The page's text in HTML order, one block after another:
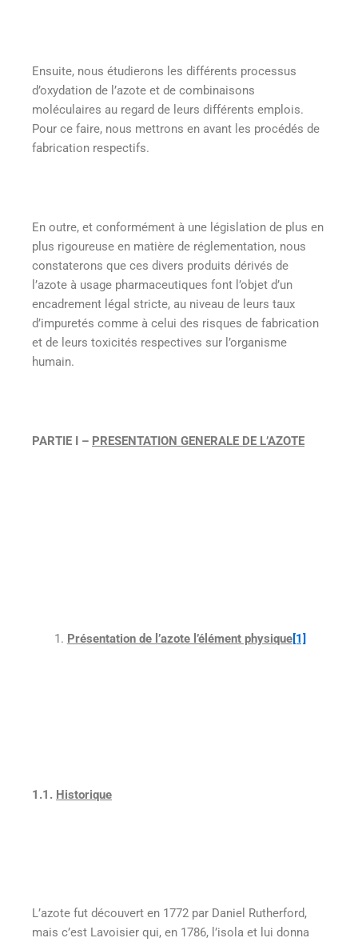
Ensuite, nous étudierons les différents processus
d’oxydation de l’azote et de combinaisons
moléculaires au regard de leurs différents emplois.
Pour ce faire, nous mettrons en avant les procédés de
fabrication respectifs.
En outre, et conformément à une législation de plus en
plus rigoureuse en matière de réglementation, nous
constaterons que ces divers produits dérivés de
l’azote à usage pharmaceutiques font l’objet d’un
encadrement légal stricte, au niveau de leurs taux
d’impuretés comme à celui des risques de fabrication
et de leurs toxicités respectives sur l’organisme
humain.
PARTIE I – PRESENTATION GENERALE DE L’AZOTE
Présentation de l’azote l’élément physique[1]
1.1. Historique
L’azote fut découvert en 1772 par Daniel Rutherford,
mais c’est Lavoisier qui, en 1786, l’isola et lui donna